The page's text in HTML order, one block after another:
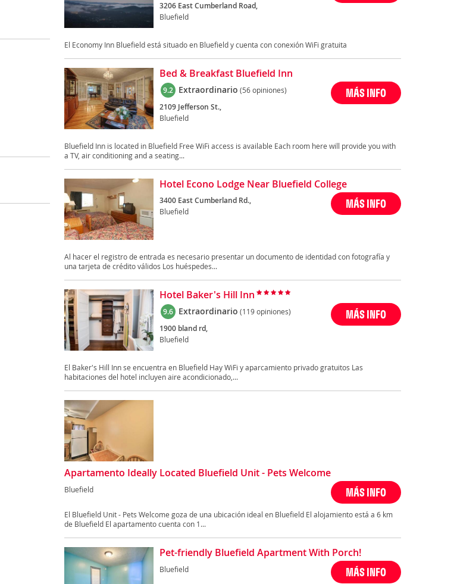
3206 East Cumberland Road,
Bluefield
El Economy Inn Bluefield está situado en Bluefield y cuenta con conexión WiFi gratuita
Bed & Breakfast Bluefield Inn
9.2 Extraordinario (56 opiniones)
2109 Jefferson St.,
Bluefield
MÁS INFO
Bluefield Inn is located in Bluefield Free WiFi access is available Each room here will provide you with
a TV, air conditioning and a seating...
Hotel Econo Lodge Near Bluefield College
3400 East Cumberland Rd.,
Bluefield
MÁS INFO
Al hacer el registro de entrada es necesario presentar un documento de identidad con fotografía y
una tarjeta de crédito válidos Los huéspedes...
Hotel Baker's Hill Inn
9.6 Extraordinario (119 opiniones)
1900 bland rd,
Bluefield
MÁS INFO
El Baker's Hill Inn se encuentra en Bluefield Hay WiFi y aparcamiento privado gratuitos Las
habitaciones del hotel incluyen aire acondicionado,...
Apartamento Ideally Located Bluefield Unit - Pets Welcome
Bluefield MÁS INFO
El Bluefield Unit - Pets Welcome goza de una ubicación ideal en Bluefield El alojamiento está a 6 km
de Bluefield El apartamento cuenta con 1...
Pet-friendly Bluefield Apartment With Porch!
Bluefield MÁS INFO